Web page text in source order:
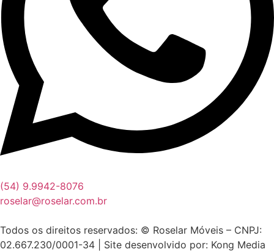
(54) 9.9942-8076
roselar@roselar.com.br
Todos os direitos reservados: © Roselar Móveis – CNPJ:
02.667.230/0001-34 | Site desenvolvido por: Kong Media